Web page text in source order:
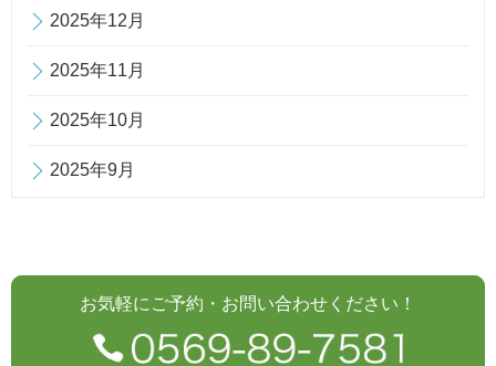
2025年12月
2025年11月
2025年10月
2025年9月
お気軽にご予約・お問い合わせください！